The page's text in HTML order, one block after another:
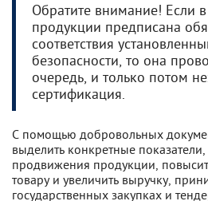
Обратите внимание! Если
продукции предписана
соответствия
безопасности, то она
очередь, и только потом
сертификация.
С помощью добровольных
выделить конкретные
продвижения продукции,
товару и увеличить выручку,
государственных закупках и